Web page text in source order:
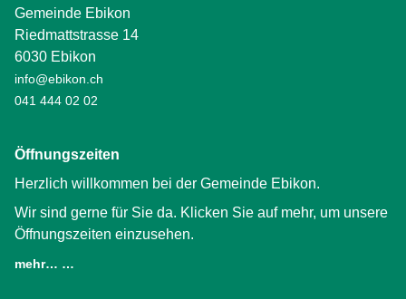
Gemeinde Ebikon
Riedmattstrasse 14
6030 Ebikon
info@ebikon.ch
041 444 02 02
Öffnungszeiten
Herzlich willkommen bei der Gemeinde Ebikon.
Wir sind gerne für Sie da. Klicken Sie auf mehr, um unsere
Öffnungszeiten einzusehen.
mehr… …